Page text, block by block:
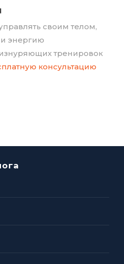
своим телом,
и энергию
изнуряющих тренировок
консультацию